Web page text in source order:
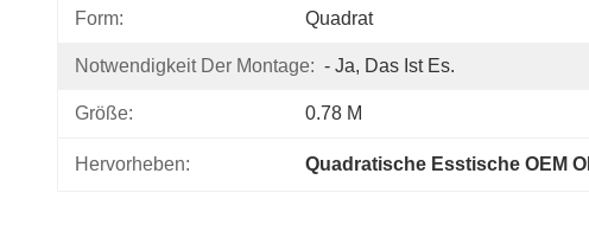
Form: Quadrat
Notwendigkeit Der Montage: - Ja, Das Ist Es.
Größe: 0.78 M
Hervorheben: Quadratische Esstische OEM